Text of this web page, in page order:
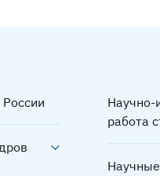
Научно-
работа